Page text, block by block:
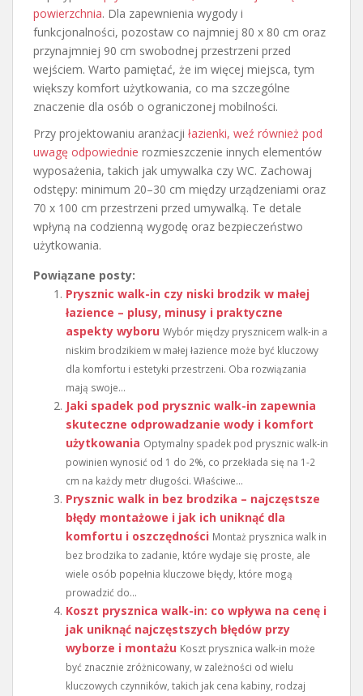
powierzchnia. Dla zapewnienia wygody i
funkcjonalności, pozostaw co najmniej 80 x 80 cm oraz
przynajmniej 90 cm swobodnej przestrzeni przed
wejściem. Warto pamiętać, że im więcej miejsca, tym
większy komfort użytkowania, co ma szczególne
znaczenie dla osób o ograniczonej mobilności.
Przy projektowaniu aranżacji łazienki, weź również pod
uwagę odpowiednie rozmieszczenie innych elementów
wyposażenia, takich jak umywalka czy WC. Zachowaj
odstępy: minimum 20–30 cm między urządzeniami oraz
70 x 100 cm przestrzeni przed umywalką. Te detale
wpłyną na codzienną wygodę oraz bezpieczeństwo
użytkowania.
Powiązane posty:
Prysznic walk-in czy niski brodzik w małej
łazience – plusy, minusy i praktyczne
aspekty wyboru Wybór między prysznicem walk-in a
niskim brodzikiem w małej łazience może być kluczowy
dla komfortu i estetyki przestrzeni. Oba rozwiązania
mają swoje...
Jaki spadek pod prysznic walk-in zapewnia
skuteczne odprowadzanie wody i komfort
użytkowania Optymalny spadek pod prysznic walk-in
powinien wynosić od 1 do 2%, co przekłada się na 1-2
cm na każdy metr długości. Właściwe...
Prysznic walk in bez brodzika – najczęstsze
błędy montażowe i jak ich uniknąć dla
komfortu i oszczędności Montaż prysznica walk in
bez brodzika to zadanie, które wydaje się proste, ale
wiele osób popełnia kluczowe błędy, które mogą
prowadzić do...
Koszt prysznica walk-in: co wpływa na cenę i
jak uniknąć najczęstszych błędów przy
wyborze i montażu Koszt prysznica walk-in może
być znacznie zróżnicowany, w zależności od wielu
kluczowych czynników, takich jak cena kabiny, rodzaj